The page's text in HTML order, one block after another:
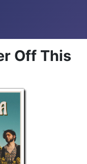
Off This